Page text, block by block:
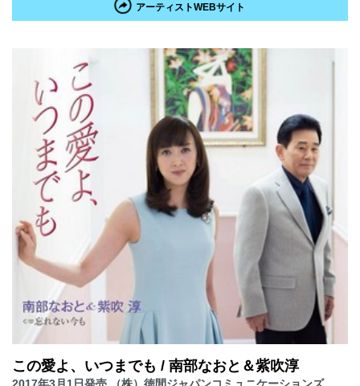
アーティストWEBサイト
この愛よ、いつまでも / 南部なおと＆紫吹淳
2017年3月1日発売 （株）徳間ジャパンコミュニケーションズ